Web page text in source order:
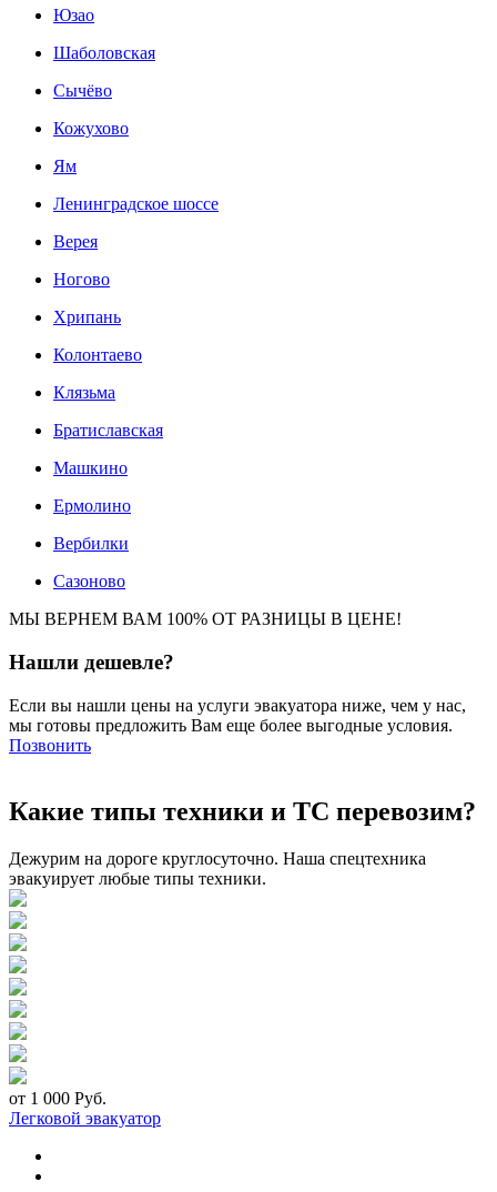
Юзао
Шаболовская
Сычёво
Кожухово
Ям
Ленинградское шоссе
Верея
Ногово
Хрипань
Колонтаево
Клязьма
Братиславская
Машкино
Ермолино
Вербилки
Сазоново
МЫ ВЕРНЕМ ВАМ 100% ОТ РАЗНИЦЫ В ЦЕНЕ!
Нашли дешевле?
Если вы нашли цены на услуги эвакуатора ниже, чем у нас,
мы готовы предложить Вам еще более выгодные условия.
Позвонить
Какие типы техники и ТС перевозим?
Дежурим на дороге круглосуточно. Наша спецтехника
эвакуирует любые типы техники.
от 1 000 Руб.
Легковой эвакуатор